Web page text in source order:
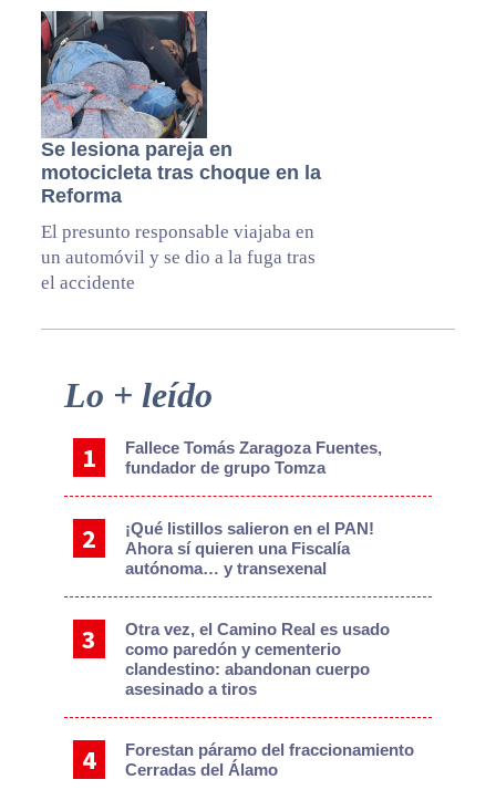
Se lesiona pareja en
motocicleta tras choque en la
Reforma
El presunto responsable viajaba en
un automóvil y se dio a la fuga tras
el accidente
Primary
Lo + leído
Fallece Tomás Zaragoza Fuentes,
fundador de grupo Tomza
¡Qué listillos salieron en el PAN!
Ahora sí quieren una Fiscalía
autónoma… y transexenal
Otra vez, el Camino Real es usado
como paredón y cementerio
clandestino: abandonan cuerpo
asesinado a tiros
Forestan páramo del fraccionamiento
Cerradas del Álamo